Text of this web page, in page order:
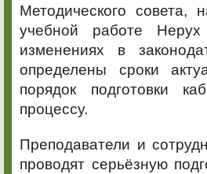
Методического совета,
учебной работе
изменениях в
определены сроки
порядок подготовки
процессу.
Преподаватели и
проводят серьёзную